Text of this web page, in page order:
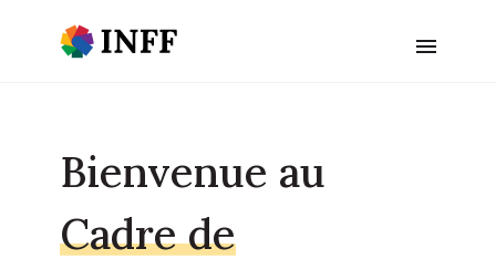
Bienvenue au
Cadre de